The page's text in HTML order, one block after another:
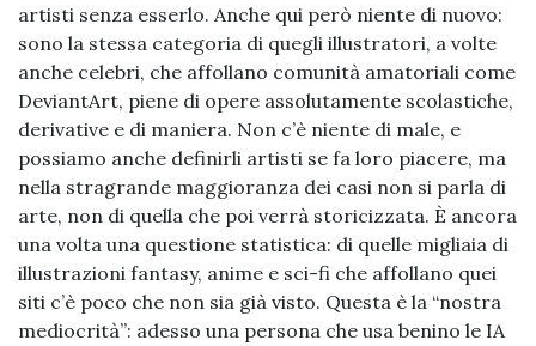
artisti senza esserlo. Anche qui però niente di nuovo:
sono la stessa categoria di quegli illustratori, a volte
anche celebri, che affollano comunità amatoriali come
DeviantArt, piene di opere assolutamente scolastiche,
derivative e di maniera. Non c’è niente di male, e
possiamo anche definirli artisti se fa loro piacere, ma
nella stragrande maggioranza dei casi non si parla di
arte, non di quella che poi verrà storicizzata. È ancora
una volta una questione statistica: di quelle migliaia di
illustrazioni fantasy, anime e sci-fi che affollano quei
siti c’è poco che non sia già visto. Questa è la “nostra
mediocrità”: adesso una persona che usa benino le IA